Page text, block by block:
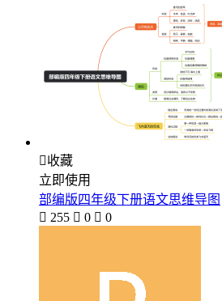
收藏
立即使用
部编版四年级下册语文思维导图
 255  0  0